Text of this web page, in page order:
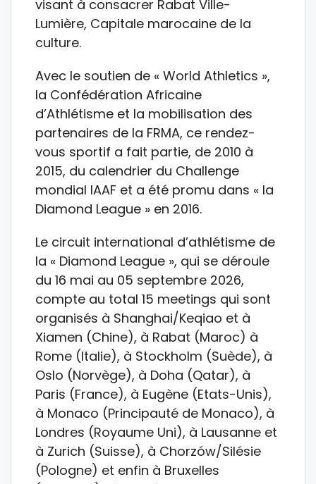
visant à consacrer Rabat Ville-
Lumière, Capitale marocaine de la
culture.
Avec le soutien de « World Athletics »,
la Confédération Africaine
d’Athlétisme et la mobilisation des
partenaires de la FRMA, ce rendez-
vous sportif a fait partie, de 2010 à
2015, du calendrier du Challenge
mondial IAAF et a été promu dans « la
Diamond League » en 2016.
Le circuit international d’athlétisme de
la « Diamond League », qui se déroule
du 16 mai au 05 septembre 2026,
compte au total 15 meetings qui sont
organisés à Shanghai/Keqiao et à
Xiamen (Chine), à Rabat (Maroc) à
Rome (Italie), à Stockholm (Suède), à
Oslo (Norvège), à Doha (Qatar), à
Paris (France), à Eugène (Etats-Unis),
à Monaco (Principauté de Monaco), à
Londres (Royaume Uni), à Lausanne et
à Zurich (Suisse), à Chorzów/Silésie
(Pologne) et enfin à Bruxelles